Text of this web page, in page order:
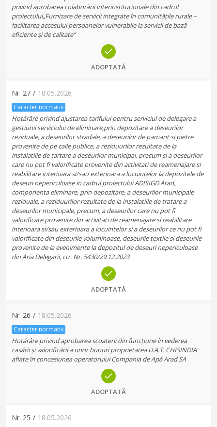
privind aprobarea colaborării interinstituționale din cadrul
proiectului„Furnizare de servicii integrate în comunitățile rurale –
facilitarea accesului persoanelor vulnerabile la servicii de bază
eficiente și de calitate”
ADOPTATĂ
Nr. 27 / 18.05.2026
Caracter normativ
Hotărâre privind ajustarea tarifului pentru serviciul de delegare a
gestiunii serviciului de eliminare,prin depozitare a deseurilor
reziduale, a deseurilor stradale, a deseurilor de pamant si pietre
provenite de pe caile publice, a reziduurilor rezultate de la
instalatiile de tartare a deseurilor municipal, precum si a deseurilor
care nu pot fi valorificate provenite din activitati de reamenajare si
reabilitare interioara si/sau exterioara a locuintelor la depozitele de
deseuri nepericuloase in cadrul proiectului ADISIGD Arad,
componenta eliminare, prin depozitare, a deseurilor municipale
reziduale, a reziduurilor rezultate de la instalatiile de tratare a
deseurilor municipale, precum, a deseurilor care nu pot fi
valorificate provenite din activitati de reamenajare si reabilitare
interioara si/sau exterioara a locuintelor si a deseurilor ce nu pot fi
valorificate din deseurile voluminoase, deseurile textile si deseurile
provenite de la evenimente la depozitul de deseuri nepericuloase
din Aria Delegarii, ctr. Nr. 5430/29.12.2023
ADOPTATĂ
Nr. 26 / 18.05.2026
Caracter normativ
Hotărâre privind aprobarea scoaterii din funcțiune în vederea
casării și valorificării a unor bunuri proprietatea U.A.T. CHISINDIA
aflate în concesiunea operatorului Compania de Apă Arad SA
ADOPTATĂ
Nr. 25 / 18.05.2026